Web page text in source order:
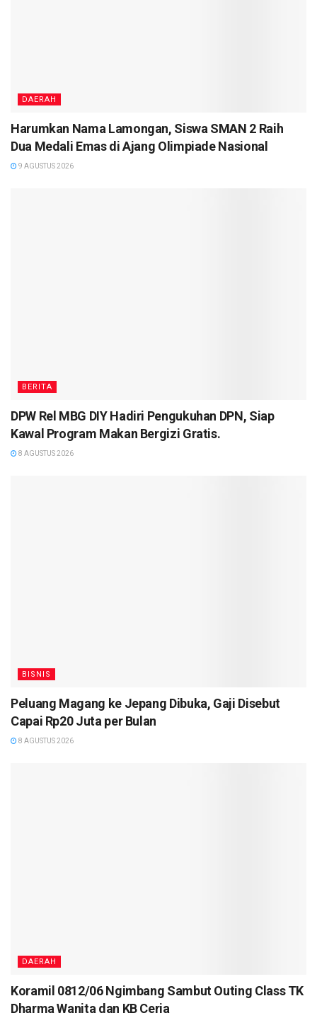
DAERAH
Harumkan Nama Lamongan, Siswa SMAN 2 Raih
Dua Medali Emas di Ajang Olimpiade Nasional
9 AGUSTUS 2026
BERITA
DPW Rel MBG DIY Hadiri Pengukuhan DPN, Siap
Kawal Program Makan Bergizi Gratis.
8 AGUSTUS 2026
BISNIS
Peluang Magang ke Jepang Dibuka, Gaji Disebut
Capai Rp20 Juta per Bulan
8 AGUSTUS 2026
DAERAH
Koramil 0812/06 Ngimbang Sambut Outing Class TK
Dharma Wanita dan KB Ceria